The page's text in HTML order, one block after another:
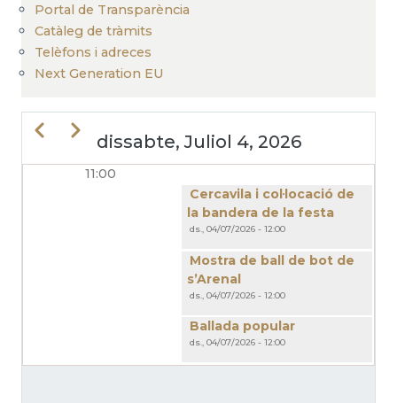
Portal de Transparència
Catàleg de tràmits
Telèfons i adreces
Next Generation EU
dissabte, Juliol 4, 2026
PreviousNext
11:00
Cercavila i col·locació de
la bandera de la festa
ds., 04/07/2026 - 12:00
Mostra de ball de bot de
s’Arenal
ds., 04/07/2026 - 12:00
Ballada popular
ds., 04/07/2026 - 12:00